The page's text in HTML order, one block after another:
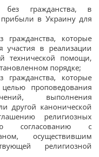
гражданства, в
прибыли в Украину для
которые
в реализации
технической помощи,
порядке;
которые
проповедования
выполнения
другой канонической
религиозных
согласованию с
осуществившим
религиозной